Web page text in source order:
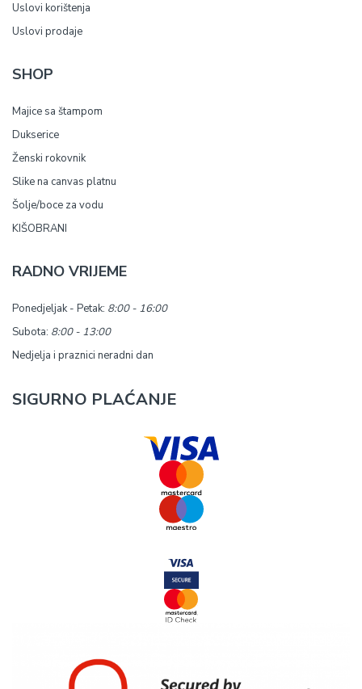
Uslovi korištenja
Uslovi prodaje
SHOP
Majice sa štampom
Dukserice
Ženski rokovnik
Slike na canvas platnu
Šolje/boce za vodu
KIŠOBRANI
RADNO VRIJEME
Ponedjeljak - Petak: 8:00 - 16:00
Subota: 8:00 - 13:00
Nedjelja i praznici neradni dan
SIGURNO PLAĆANJE